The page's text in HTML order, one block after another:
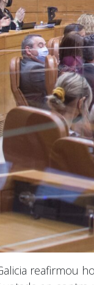
reafirmou